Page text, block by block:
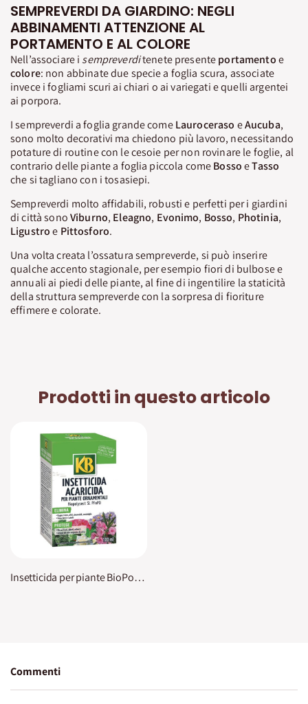
SEMPREVERDI DA GIARDINO: NEGLI
ABBINAMENTI ATTENZIONE AL
PORTAMENTO E AL COLORE
Nell’associare i sempreverditenete presenteportamentoe
colore: non abbinate due specie a foglia scura, associate
invece i fogliami scuri ai chiari o ai variegati e quelli argentei
ai porpora.
I sempreverdi a foglia grande comeLauroceraso eAucuba,
sono molto decorativi ma chiedono più lavoro, necessitando
potature di routine con le cesoie per non rovinare le foglie, al
contrario delle piante a foglia piccola comeBossoeTasso
che si tagliano con i tosasiepi.
Sempreverdi molto affidabili, robusti e perfetti per i giardini
di città sonoViburno, Eleagno, Evonimo, Bosso, Photinia,
Ligustroe Pittosforo.
Una volta creata l’ossatura sempreverde, si può inserire
qualche accento stagionale, per esempio fiori di bulbose e
annuali ai piedi delle piante, al fine di ingentilire la staticità
della struttura sempreverde con la sorpresa di fioriture
effimere e colorate.
Prodotti in questo articolo
Insetticida per piante BioPolysect SL PFnPO KB
Commenti